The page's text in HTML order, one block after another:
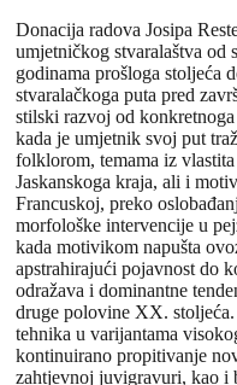
Donacija radova Josipa
umjetničkog stvaralaštva od
godinama prošloga stoljeća
stvaralačkoga puta pred
stilski razvoj od
kada je umjetnik svoj put
folklorom, temama iz
Jaskanskoga kraja, ali i
Francuskoj, preko
morfološke intervencije u
kada motivikom napušta
apstrahirajući pojavnost do
odražava i dominantne
druge polovine XX.
tehnika u varijantama
kontinuirano propitivanje
zahtjevnoj juvigravuri, kao i